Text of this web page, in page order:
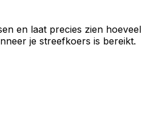
en laat precies zien
je streefkoers is bereikt.